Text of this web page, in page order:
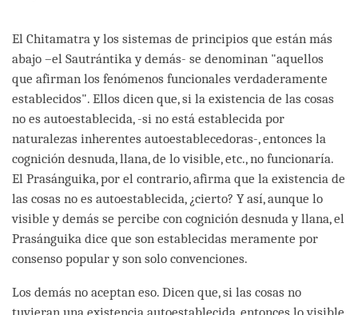
El Chitamatra y los sistemas de principios que están más
abajo –el Sautrántika y demás- se denominan "aquellos
que afirman los fenómenos funcionales verdaderamente
establecidos". Ellos dicen que, si la existencia de las cosas
no es autoestablecida, -si no está establecida por
naturalezas inherentes autoestablecedoras-, entonces la
cognición desnuda, llana, de lo visible, etc., no funcionaría.
El Prasánguika, por el contrario, afirma que la existencia de
las cosas no es autoestablecida, ¿cierto? Y así, aunque lo
visible y demás se percibe con cognición desnuda y llana, el
Prasánguika dice que son establecidas meramente por
consenso popular y son solo convenciones.
Los demás no aceptan eso. Dicen que, si las cosas no